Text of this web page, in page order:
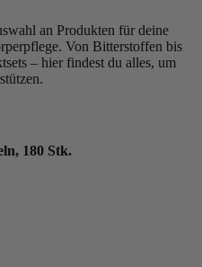
an Produkten für deine
Von Bitterstoffen bis
– hier findest du alles, um
180 Stk.